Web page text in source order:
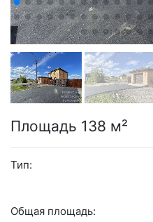
Площадь 138 м²
Тип:
Общая площадь: